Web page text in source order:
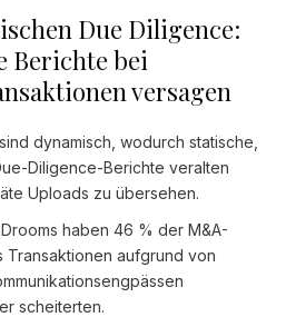
Due Diligence:
Berichte bei
versagen
dynamisch, wodurch statische,
Diligence-Berichte veralten
Uploads zu übersehen.
haben 46 % der M&A-
Transaktionen aufgrund von
scheiterten.